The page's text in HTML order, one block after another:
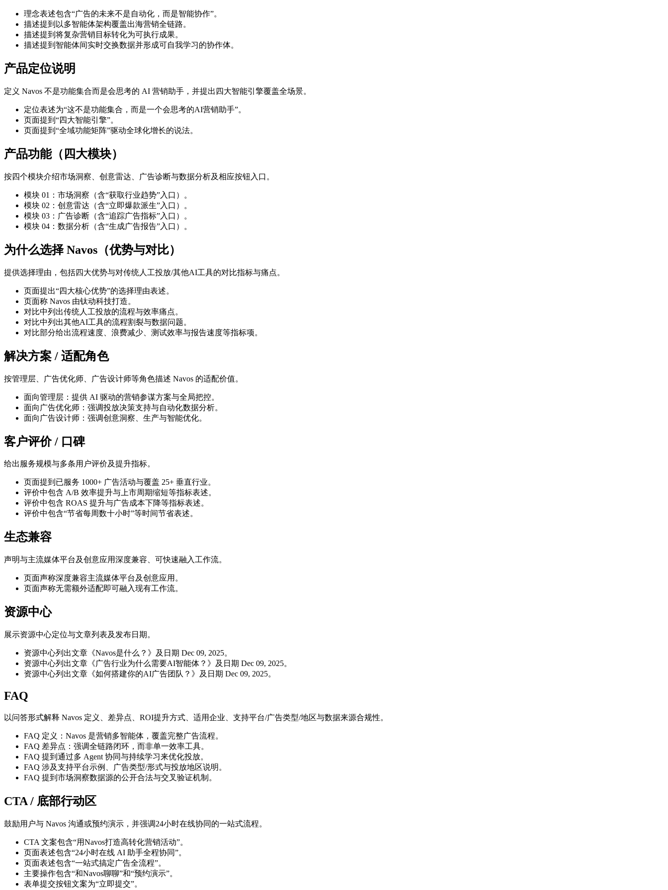
理念表述包含“广告的未来不是自动化，而是智能协作”。
描述提到以多智能体架构覆盖出海营销全链路。
描述提到将复杂营销目标转化为可执行成果。
描述提到智能体间实时交换数据并形成可自我学习的协作体。
产品定位说明
定义 Navos 不是功能集合而是会思考的 AI 营销助手，并提出四大智能引擎覆盖全场景。
定位表述为“这不是功能集合，而是一个会思考的AI营销助手”。
页面提到“四大智能引擎”。
页面提到“全域功能矩阵”驱动全球化增长的说法。
产品功能（四大模块）
按四个模块介绍市场洞察、创意雷达、广告诊断与数据分析及相应按钮入口。
模块 01：市场洞察（含“获取行业趋势”入口）。
模块 02：创意雷达（含“立即爆款派生”入口）。
模块 03：广告诊断（含“追踪广告指标”入口）。
模块 04：数据分析（含“生成广告报告”入口）。
为什么选择 Navos（优势与对比）
提供选择理由，包括四大优势与对传统人工投放/其他AI工具的对比指标与痛点。
页面提出“四大核心优势”的选择理由表述。
页面称 Navos 由钛动科技打造。
对比中列出传统人工投放的流程与效率痛点。
对比中列出其他AI工具的流程割裂与数据问题。
对比部分给出流程速度、浪费减少、测试效率与报告速度等指标项。
解决方案 / 适配角色
按管理层、广告优化师、广告设计师等角色描述 Navos 的适配价值。
面向管理层：提供 AI 驱动的营销参谋方案与全局把控。
面向广告优化师：强调投放决策支持与自动化数据分析。
面向广告设计师：强调创意洞察、生产与智能优化。
客户评价 / 口碑
给出服务规模与多条用户评价及提升指标。
页面提到已服务 1000+ 广告活动与覆盖 25+ 垂直行业。
评价中包含 A/B 效率提升与上市周期缩短等指标表述。
评价中包含 ROAS 提升与广告成本下降等指标表述。
评价中包含“节省每周数十小时”等时间节省表述。
生态兼容
声明与主流媒体平台及创意应用深度兼容、可快速融入工作流。
页面声称深度兼容主流媒体平台及创意应用。
页面声称无需额外适配即可融入现有工作流。
资源中心
展示资源中心定位与文章列表及发布日期。
资源中心列出文章《Navos是什么？》及日期 Dec 09, 2025。
资源中心列出文章《广告行业为什么需要AI智能体？》及日期 Dec 09, 2025。
资源中心列出文章《如何搭建你的AI广告团队？》及日期 Dec 09, 2025。
FAQ
以问答形式解释 Navos 定义、差异点、ROI提升方式、适用企业、支持平台/广告类型/地区与数据来源合规性。
FAQ 定义：Navos 是营销多智能体，覆盖完整广告流程。
FAQ 差异点：强调全链路闭环，而非单一效率工具。
FAQ 提到通过多 Agent 协同与持续学习来优化投放。
FAQ 涉及支持平台示例、广告类型/形式与投放地区说明。
FAQ 提到市场洞察数据源的公开合法与交叉验证机制。
CTA / 底部行动区
鼓励用户与 Navos 沟通或预约演示，并强调24小时在线协同的一站式流程。
CTA 文案包含“用Navos打造高转化营销活动”。
页面表述包含“24小时在线 AI 助手全程协同”。
页面表述包含“一站式搞定广告全流程”。
主要操作包含“和Navos聊聊”和“预约演示”。
表单提交按钮文案为“立即提交”。